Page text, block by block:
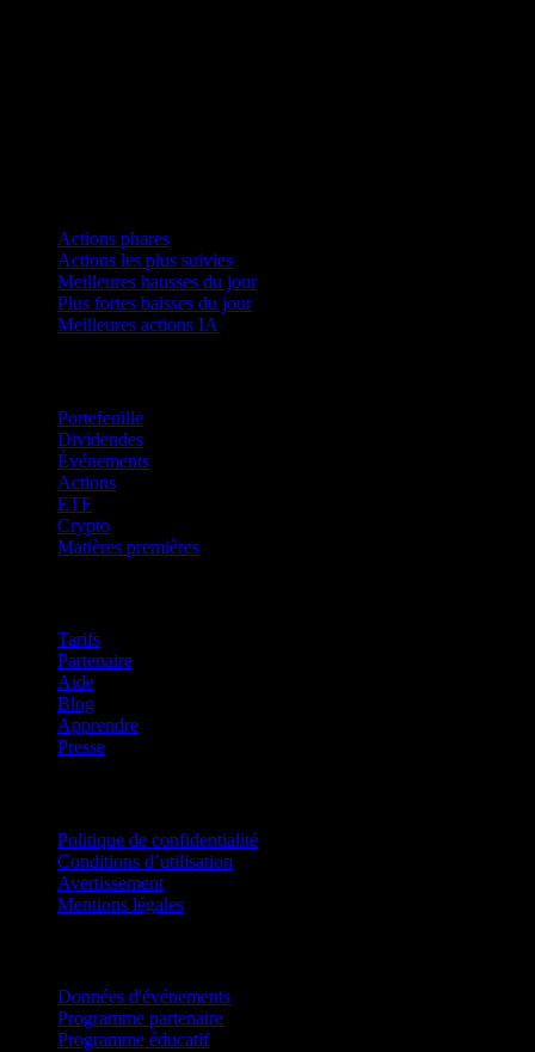
Actions phares
Actions les plus suivies
Meilleures hausses du jour
Plus fortes baisses du jour
Meilleures actions IA
Portefeuille
Dividendes
Événements
Actions
ETF
Crypto
Matières premières
Tarifs
Partenaire
Aide
Blog
Apprendre
Presse
Politique de confidentialité
Conditions d’utilisation
Avertissement
Mentions légales
Données d'événements
Programme partenaire
Programme éducatif